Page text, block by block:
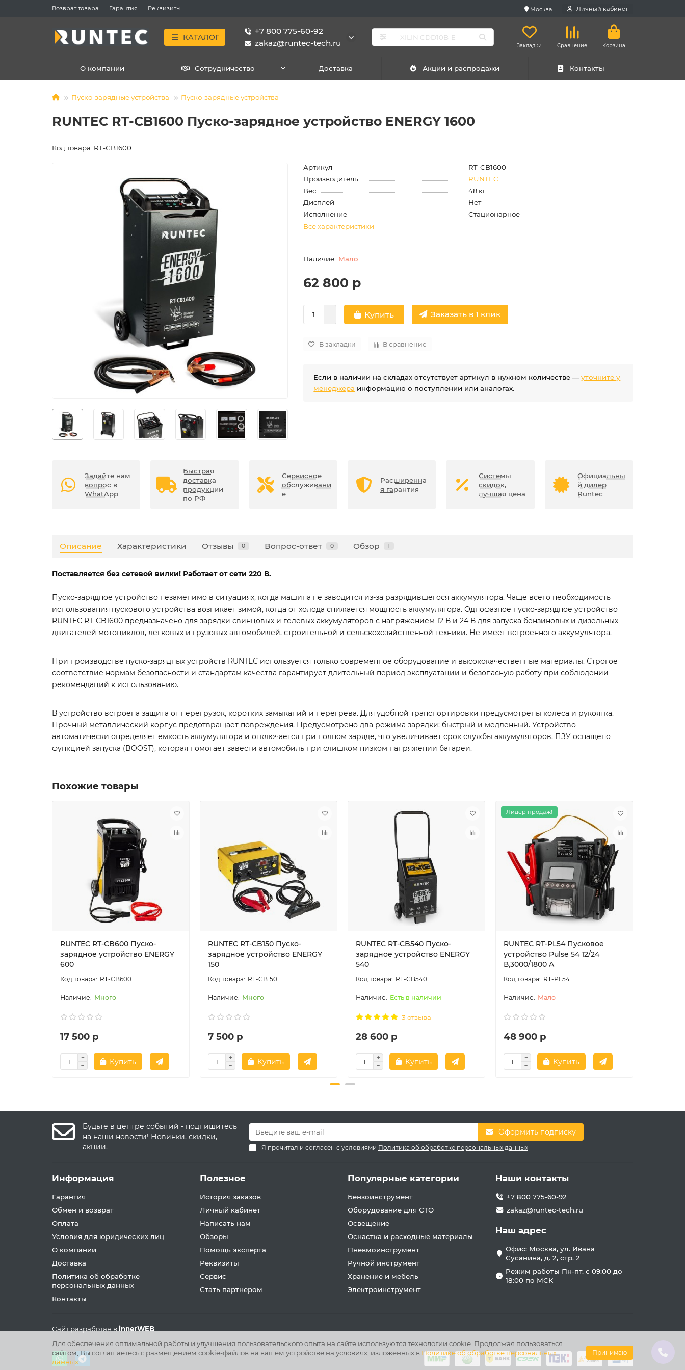
Возврат товара Гарантия Реквизиты Москва Личный кабинет
КАТАЛОГ
+7 800 775-60-92
zakaz@runtec-tech.ru
Закладки Сравнение Корзина
О компании Сотрудничество Доставка Акции и распродажи Контакты
Пуско-зарядные устройства Пуско-зарядные устройства
RUNTEC RT-CB1600 Пуско-зарядное устройство ENERGY 1600
Код товара: RT-CB1600
Артикул
RT-CB1600
Производитель
RUNTEC
Вес
48 кг
Дисплей
Нет
Исполнение
Стационарное
Все характеристики
Мало
62 800 р
Купить Заказать в 1 клик
В закладки В сравнение
Если в наличии на складах отсутствует артикул в нужном количестве —уточните у
менеджера информацию о поступлении или аналогах.
Задайте нам
вопрос в
WhatApp
Быстрая
доставка
продукции
по РФ
Сервисное
обслуживани
е
Расширенна
я гарантия
Системы
скидок,
лучшая цена
Официальны
й дилер
Runtec
Описание Характеристики Отзывы 0 Вопрос-ответ 0 Обзор 1
Поставляется без сетевой вилки! Работает от сети 220 В.
Пуско-зарядное устройство незаменимо в ситуациях, когда машина не заводится из-за разрядившегося аккумулятора. Чаще всего необходимость
использования пускового устройства возникает зимой, когда от холода снижается мощность аккумулятора. Однофазное пуско-зарядное устройство
RUNTEC RT-CB1600 предназначено для зарядки свинцовых и гелевых аккумуляторов с напряжением 12 В и 24 В для запуска бензиновых и дизельных
двигателей мотоциклов, легковых и грузовых автомобилей, строительной и сельскохозяйственной техники. Не имеет встроенного аккумулятора.
При производстве пуско-зарядных устройств RUNTEC используется только современное оборудование и высококачественные материалы. Строгое
соответствие нормам безопасности и стандартам качества гарантирует длительный период эксплуатации и безопасную работу при соблюдении
рекомендаций к использованию.
В устройство встроена защита от перегрузок, коротких замыканий и перегрева. Для удобной транспортировки предусмотрены колеса и рукоятка.
Прочный металлический корпус предотвращает повреждения. Предусмотрено два режима зарядки: быстрый и медленный. Устройство
автоматически определяет емкость аккумулятора и отключается при полном заряде, что увеличивает срок службы аккумуляторов. ПЗУ оснащено
функцией запуска (BOOST), которая помогает завести автомобиль при слишком низком напряжении батареи.
Похожие товары
RUNTEC RT-CB600 Пуско-
зарядное устройство ENERGY
600
RT-CB600
Много
17 500 р
Купить
RUNTEC RT-CB150 Пуско-
зарядное устройство ENERGY
150
RT-CB150
Много
7 500 р
Купить
RUNTEC RT-CB540 Пуско-
зарядное устройство ENERGY
540
RT-CB540
Есть в наличии
3 отзыва
28 600 р
Купить
Лидер продаж!
RUNTEC RT-PL54 Пусковое
устройство Pulse 54 12/24
В,3000/1800 A
RT-PL54
Мало
48 900 р
Купить
Для обеспечения оптимальной работы и улучшения пользовательского опыта на сайте используются технологии cookie. Продолжая пользоваться
сайтом, Вы соглашаетесь с размещением cookie-файлов на вашем устройстве на условиях, изложенных в Политике об обработке персональных
данных.
Принимаю
Будьте в центре событий - подпишитесь
на наши новости! Новинки, скидки,
акции.
Оформить подписку
Я прочитал и согласен с условиями Политика об обработке персональных данных
Информация
Гарантия
Обмен и возврат
Оплата
Условия для юридических лиц
О компании
Доставка
Политика об обработке
персональных данных
Контакты
Полезное
История заказов
Личный кабинет
Написать нам
Обзоры
Помощь эксперта
Реквизиты
Сервис
Стать партнером
Популярные категории
Бензоинструмент
Оборудование для СТО
Освещение
Оснастка и расходные материалы
Пневмоинструмент
Ручной инструмент
Хранение и мебель
Электроинструмент
Наши контакты
+7 800 775-60-92
zakaz@runtec-tech.ru
Наш адрес
Офис: Москва, ул. Ивана
Сусанина, д. 2, стр. 2
Режим работы Пн-пт. с 09:00 до
18:00 по МСК
Сайт разработан вinnerWEB